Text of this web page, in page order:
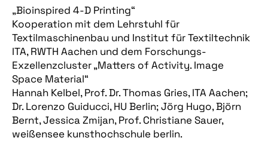
„Bioinspired 4-D Printing“
Kooperation mit dem Lehrstuhl für
Textilmaschinenbau und Institut für Textiltechnik
ITA, RWTH Aachen und dem Forschungs-
Exzellenzcluster „Matters of Activity. Image
Space Material“
Hannah Kelbel, Prof. Dr. Thomas Gries, ITA Aachen;
Dr. Lorenzo Guiducci, HU Berlin; Jörg Hugo, Björn
Bernt, Jessica Zmijan, Prof. Christiane Sauer,
weißensee kunsthochschule berlin.